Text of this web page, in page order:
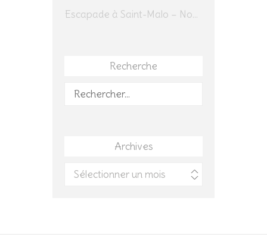
Escapade à Saint-Malo – Novembre 2025 – Jour 1
Recherche
Rechercher :
Archives
Archives